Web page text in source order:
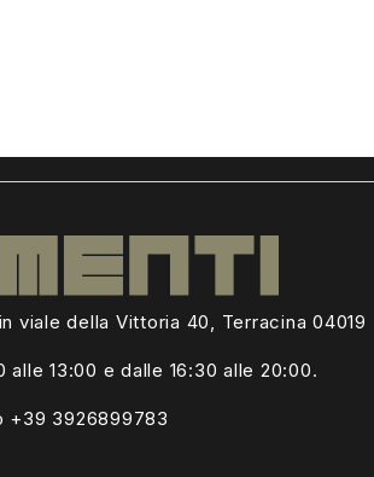
viale della Vittoria 40, Terracina 04019
alle 13:00 e dalle 16:30 alle 20:00.
+39 3926899783